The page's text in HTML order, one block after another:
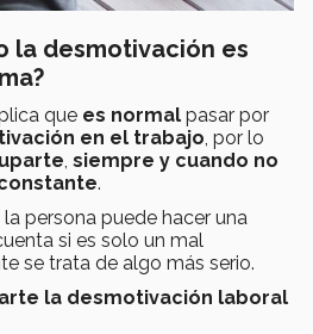
la desmotivación es
que es normal pasar por
en el trabajo, por lo
, siempre y cuando no
.
persona puede hacer una
si es solo un mal
se trata de algo más serio.
la desmotivación laboral